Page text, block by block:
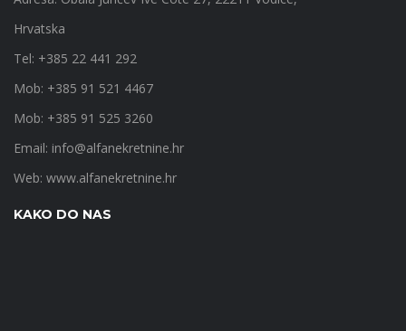
Hrvatska
Tel: +385 22 441 292
Mob: +385 91 521 4467
Mob: +385 91 525 3260
Email: info@alfanekretnine.hr
Web: www.alfanekretnine.hr
KAKO DO NAS